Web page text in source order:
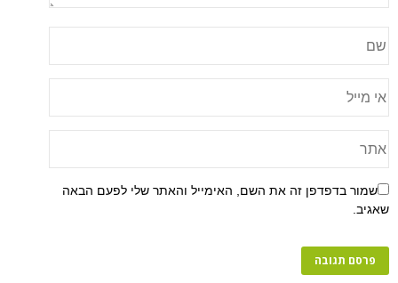
שמור בדפדפן זה את השם, האימייל והאתר שלי לפעם הבאה
שאגיב.